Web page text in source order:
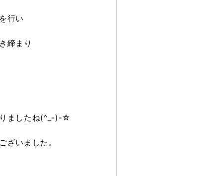
行い
締まり
りましたね(^_-)-☆
ざいました。